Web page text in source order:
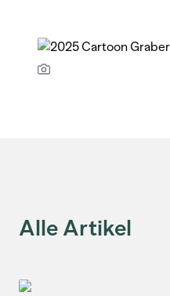
Alle Artikel